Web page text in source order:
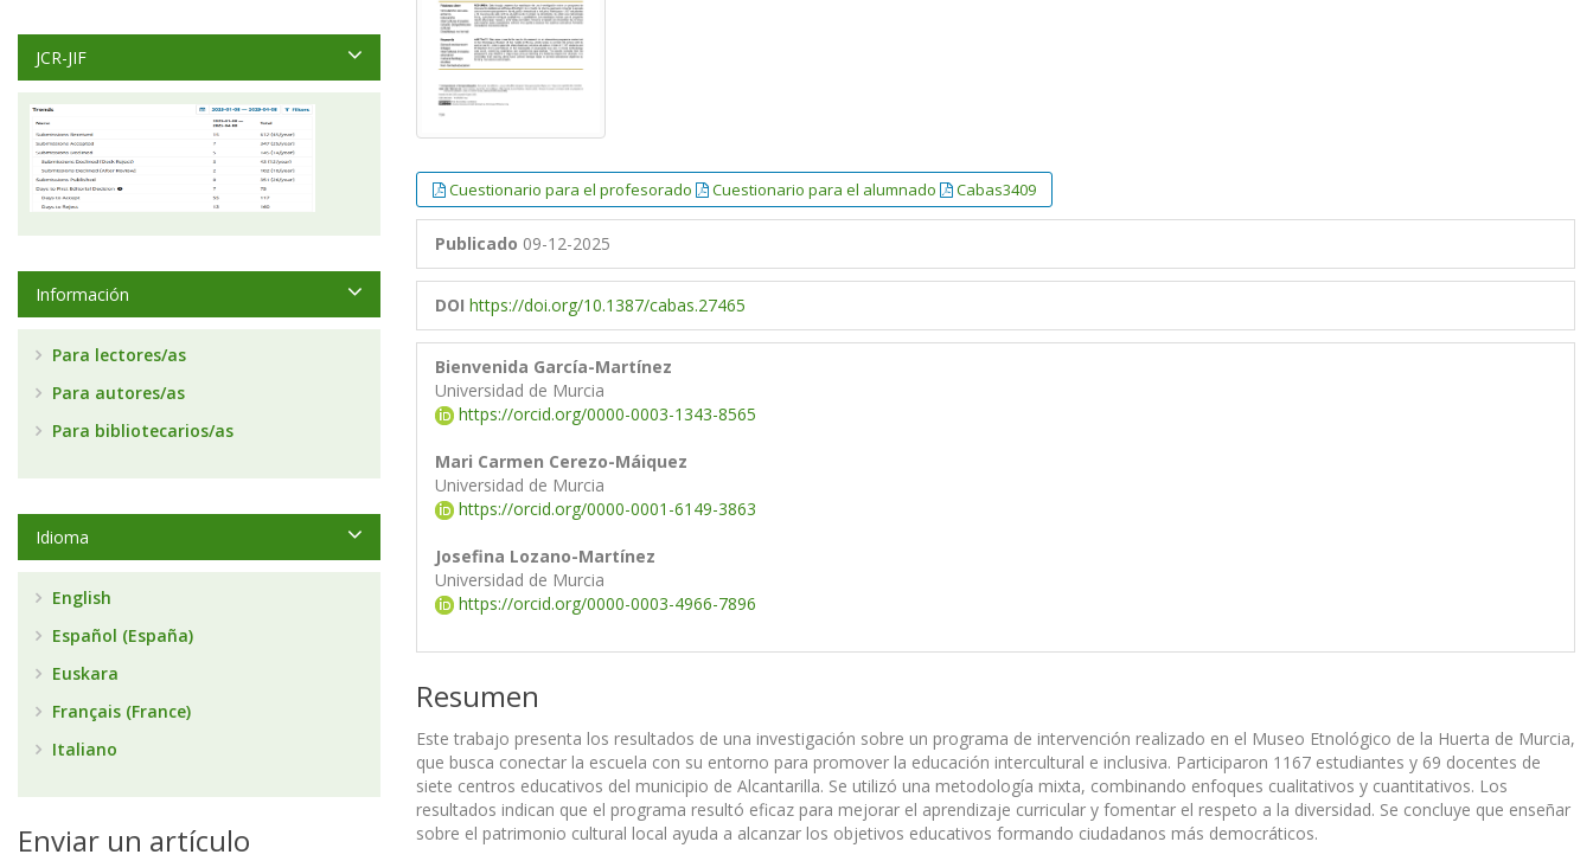
Cuestionario para el profesorado Cuestionario para el alumnado Cabas3409
Publicado 09-12-2025
DOI https://doi.org/10.1387/cabas.27465
Bienvenida García-Martínez
Universidad de Murcia
https://orcid.org/0000-0003-1343-8565
Mari Carmen Cerezo-Máiquez
Universidad de Murcia
https://orcid.org/0000-0001-6149-3863
Josefina Lozano-Martínez
Universidad de Murcia
https://orcid.org/0000-0003-4966-7896
Resumen
Este trabajo presenta los resultados de una investigación sobre un programa de intervención realizado en el Museo Etnológico de la Huerta de Murcia,
que busca conectar la escuela con su entorno para promover la educación intercultural e inclusiva. Participaron 1167 estudiantes y 69 docentes de
siete centros educativos del municipio de Alcantarilla. Se utilizó una metodología mixta, combinando enfoques cualitativos y cuantitativos. Los
resultados indican que el programa resultó eficaz para mejorar el aprendizaje curricular y fomentar el respeto a la diversidad. Se concluye que enseñar
sobre el patrimonio cultural local ayuda a alcanzar los objetivos educativos formando ciudadanos más democráticos.
JCR-JIF
Información
Para lectores/as
Para autores/as
Para bibliotecarios/as
Idioma
English
Español (España)
Euskara
Français (France)
Italiano
Enviar un artículo